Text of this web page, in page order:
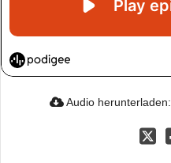
Audio herunterladen: